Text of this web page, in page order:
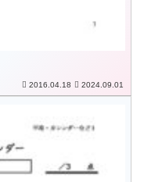
2016.04.18 2024.09.01